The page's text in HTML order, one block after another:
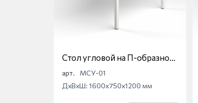
Стол угловой на П-образной
опоре Магна МСУ-01
арт.
МСУ-01
ДхВхШ: 1600x750x1200 мм